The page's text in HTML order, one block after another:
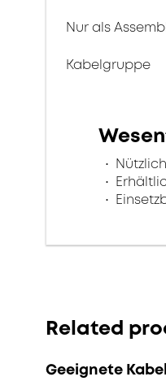
Nur als
Kabelgruppe
Related
Geeignete Kabel